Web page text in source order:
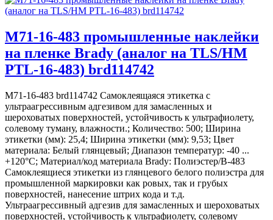
M71-16-483 промышленные наклейки
на пленке Brady (аналог на TLS/HM
PTL-16-483) brd114742
M71-16-483 brd114742 Самоклеящаяся этикетка с
ультраагрессивным адгезивом для замасленных и
шероховатых поверхностей, устойчивость к ультрафиолету,
солевому туману, влажности.; Количество: 500; Ширина
этикетки (мм): 25,4; Ширина этикетки (мм): 9,53; Цвет
материала: Белый глянцевый; Диапазон температур: -40 ...
+120°С; Материал/код материала Brady: Полиэстер/В-483
Самоклеящиеся этикетки из глянцевого белого полиэстра для
промышленной маркировки как ровых, так и грубых
поверхностей, нанесение штрих кода и т.д.
Ультраагрессивный адгезив для замасленных и шероховатых
поверхностей, устойчивость к ультрафиолету, солевому